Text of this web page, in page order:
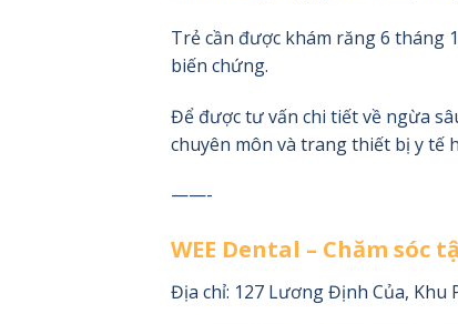
Trẻ cần được khám răng 6 tháng
biến chứng.
Để được tư vấn chi tiết về ngừa
chuyên môn và trang thiết bị y tế
——-
WEE Dental – Chăm
Địa chỉ: 127 Lương Định Của, Khu